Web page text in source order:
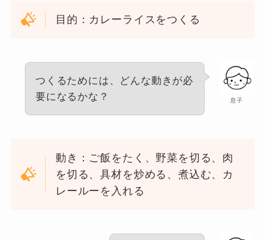
目的：カレーライスをつくる
息子
つくるためには、どんな動きが必
要になるかな？
動き：ご飯をたく、野菜を切る、肉
を切る、具材を炒める、煮込む、カ
レールーを入れる